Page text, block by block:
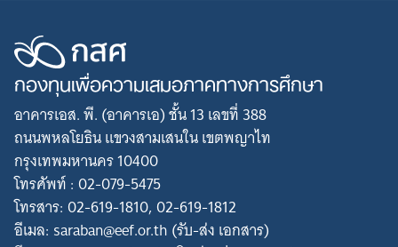
กองทุนเพื่อความเสมอภาคทางการศึกษา
อาคารเอส. พี. (อาคารเอ) ชั้น 13 เลขที่ 388
ถนนพหลโยธิน แขวงสามเสนใน เขตพญาไท
กรุงเทพมหานคร 10400
โทรศัพท์ : 02-079-5475
โทรสาร: 02-619-1810, 02-619-1812
อีเมล: saraban@eef.or.th (รับ-ส่ง เอกสาร)